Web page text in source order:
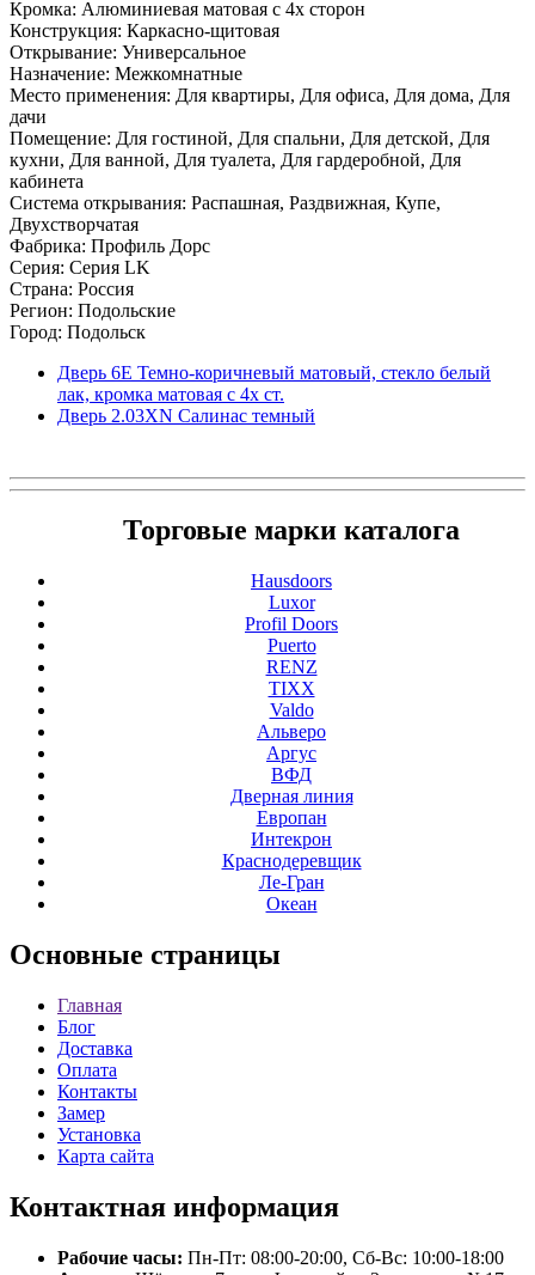
Кромка: Алюминиевая матовая с 4х сторон
Конструкция: Каркасно-щитовая
Открывание: Универсальное
Назначение: Межкомнатные
Место применения: Для квартиры, Для офиса, Для дома, Для
дачи
Помещение: Для гостиной, Для спальни, Для детской, Для
кухни, Для ванной, Для туалета, Для гардеробной, Для
кабинета
Система открывания: Распашная, Раздвижная, Купе,
Двухстворчатая
Фабрика: Профиль Дорс
Серия: Серия LK
Страна: Россия
Регион: Подольские
Город: Подольск
Дверь 6Е Темно-коричневый матовый, стекло белый
лак, кромка матовая с 4х ст.
Дверь 2.03ХN Салинас темный
Торговые марки каталога
Hausdoors
Luxor
Profil Doors
Puerto
RENZ
TIXX
Valdo
Альверо
Аргус
ВФД
Дверная линия
Европан
Интекрон
Краснодеревщик
Ле-Гран
Океан
Основные страницы
Главная
Блог
Доставка
Оплата
Контакты
Замер
Установка
Карта сайта
Контактная информация
Рабочие часы: Пн-Пт: 08:00-20:00, Сб-Вс: 10:00-18:00